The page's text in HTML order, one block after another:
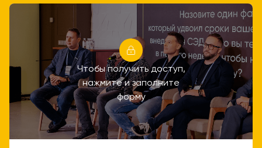
Чтобы получить доступ,
нажмите и заполните
форму